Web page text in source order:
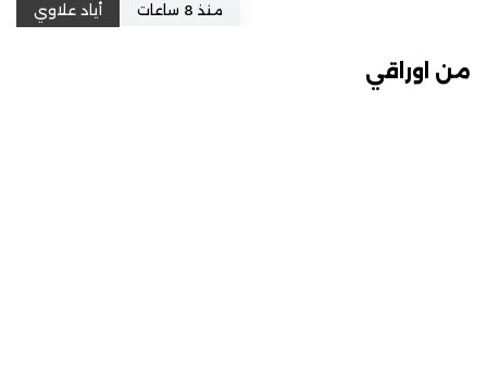
منذ 8 ساعات أياد علاوي
من اوراقي